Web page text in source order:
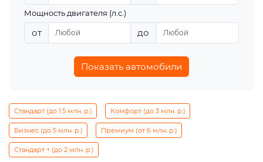
Мощность двигателя (л.с.)
от до
Показать автомобили
Стандарт (до 1.5 млн. р.) Комфорт (до 3 млн. р.)
Бизнес (до 5 млн. р.) Премиум (от 6 млн. р.)
Стандарт + (до 2 млн. р.)